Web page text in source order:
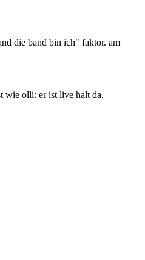
die band bin ich" faktor. am
wie olli: er ist live halt da.